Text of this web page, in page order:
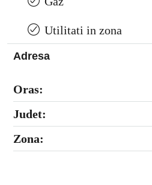
Utilitati in zona
Adresa
Oras:
Judet:
Zona: